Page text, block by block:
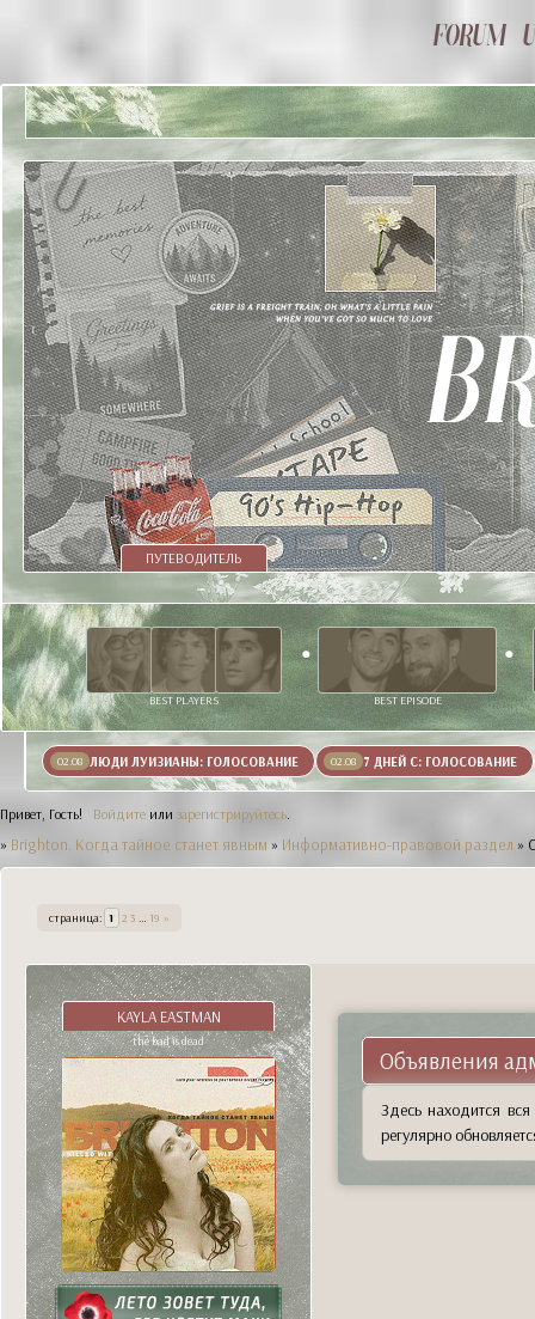
ПУТЕВОДИТЕЛЬ
BEST PLAYERS BEST EPISODE
02.08 ЛЮДИ ЛУИЗИАНЫ: ГОЛОСОВАНИЕ 02.08 7 ДНЕЙ С: ГОЛОСОВАНИЕ
Привет, Гость! Войдите или зарегистрируйтесь.
» Brighton. Когда тайное станет явным » Информативно-правовой раздел »
страница: 1 2 3 … 19 »
KAYLA EASTMAN
the bad is dead
Объявления
Здесь находится
регулярно